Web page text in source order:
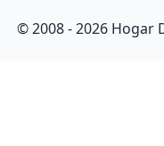
© 2008 -2026 Hogar